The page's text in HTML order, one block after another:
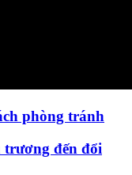
phòng tránh
trương đến đổi